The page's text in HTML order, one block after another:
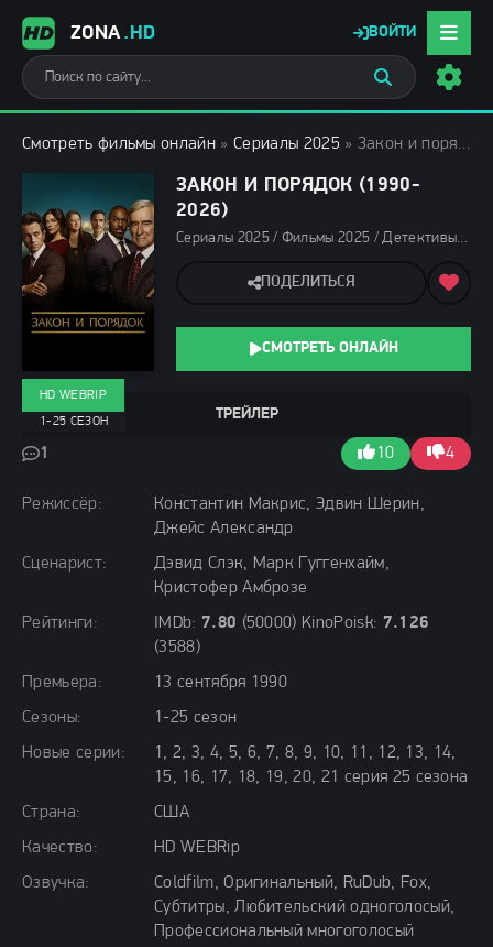
ZONA.HD ВОЙТИ
Смотреть фильмы онлайн »Сериалы 2025 » Закон и порядок (1990-2026)
ЗАКОН И ПОРЯДОК (1990-
2026)
Сериалы 2025 / Фильмы 2025 / Детективы 2025 / Драмы 2025 / Криминальные фильмы 2025 / Триллеры 2025 / Новинки сериалов 2026 / Сериалы 2026 / Фильмы 2026 / Детективы 2026 / Драмы 2026 / Триллеры 2026 / Криминальные фильмы 2026 / Сериалы мая 2026 / Сериалы апреля 2026 / Сериалы марта 2026 / Сериалы февраля 2026 / Сериалы января 2026 / Сериалы весны 2026 / Смотреть фильмы онлайн
Режиссёр:
Константин Макрис, Эдвин Шерин,
Джейс Александр
Сценарист:
Дэвид Слэк, Марк Гуггенхайм,
Кристофер Амброзе
Рейтинги:
IMDb: 7.80 (50000) KinoPoisk: 7.126
(3588)
Премьера:
13 сентября 1990
Сезоны:
1-25 сезон
Новые серии:
1, 2, 3, 4, 5, 6, 7, 8, 9, 10, 11, 12, 13, 14,
15, 16, 17, 18, 19, 20, 21 серия 25 сезона
Страна:
США
Качество:
HD WEBRip
Озвучка:
Coldfilm, Оригинальный, RuDub, Fox,
Субтитры, Любительский одноголосый,
Профессиональный многоголосый
ТРЕЙЛЕР
1 10 4
HD WEBRIP
1-25 СЕЗОН
ПОДЕЛИТЬСЯ
СМОТРЕТЬ ОНЛАЙН